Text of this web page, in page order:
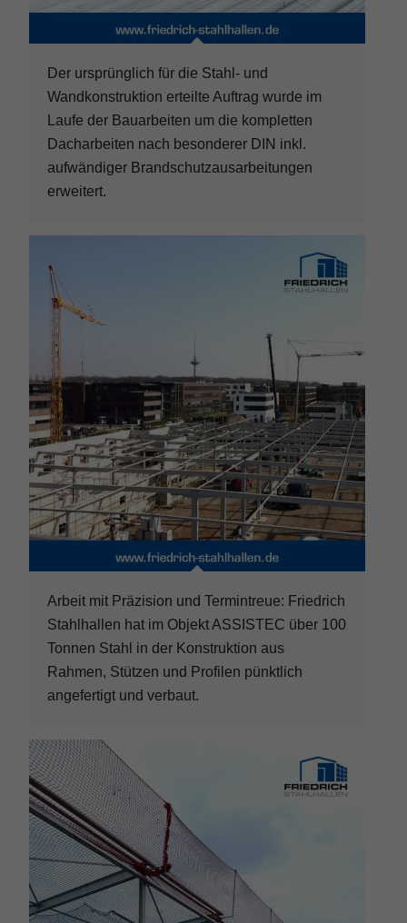
Der ursprünglich für die Stahl- und
Wandkonstruktion erteilte Auftrag wurde im
Laufe der Bauarbeiten um die kompletten
Dacharbeiten nach besonderer DIN inkl.
aufwändiger Brandschutzausarbeitungen
erweitert.
Arbeit mit Präzision und Termintreue: Friedrich
Stahlhallen hat im Objekt ASSISTEC über 100
Tonnen Stahl in der Konstruktion aus
Rahmen, Stützen und Profilen pünktlich
angefertigt und verbaut.